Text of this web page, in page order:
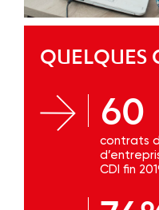
QUELQUES
60
contrats
CDI fin